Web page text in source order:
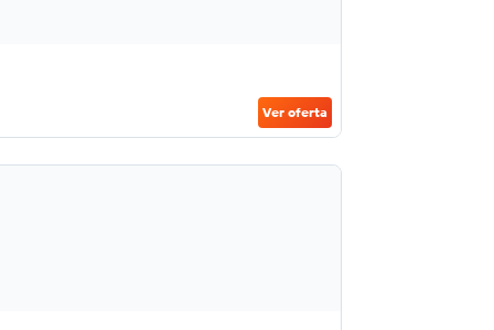
Ver oferta